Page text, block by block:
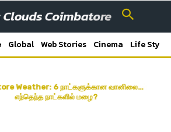
Global Web Stories Cinema Life Style
| கோயம்புத்தூர் மாவட்ட செய்திகள்
Weather: 6 நாட்களுக்கான வானிலை…
எந்தெந்த நாட்களில் மழை?